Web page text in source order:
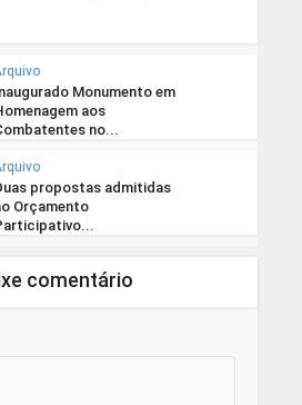
Monumento em
aos
no...
propostas admitidas
Orçamento
comentário